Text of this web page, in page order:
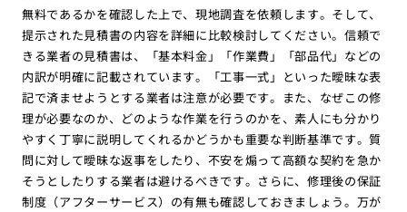
無料であるかを確認した上で、現地調査を依頼します。そして、
提示された見積書の内容を詳細に比較検討してください。信頼で
きる業者の見積書は、「基本料金」「作業費」「部品代」などの
内訳が明確に記載されています。「工事一式」といった曖昧な表
記で済ませようとする業者は注意が必要です。また、なぜこの修
理が必要なのか、どのような作業を行うのかを、素人にも分かり
やすく丁寧に説明してくれるかどうかも重要な判断基準です。質
問に対して曖昧な返事をしたり、不安を煽って高額な契約を急か
そうとしたりする業者は避けるべきです。さらに、修理後の保証
制度（アフターサービス）の有無も確認しておきましょう。万が